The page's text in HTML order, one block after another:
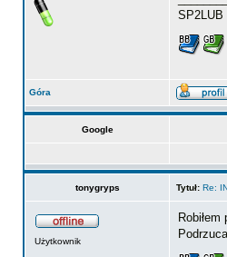
SP2LUB
Góra
Google
tonygryps Tytuł: Re:
Użytkownik